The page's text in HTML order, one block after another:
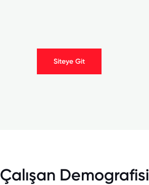
Siteye Git
Çalışan Demografisi